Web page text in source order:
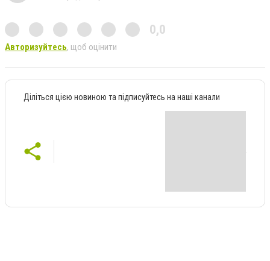
0,0
Авторизуйтесь, щоб оцінити
Діліться цією новиною та підписуйтесь на наші канали